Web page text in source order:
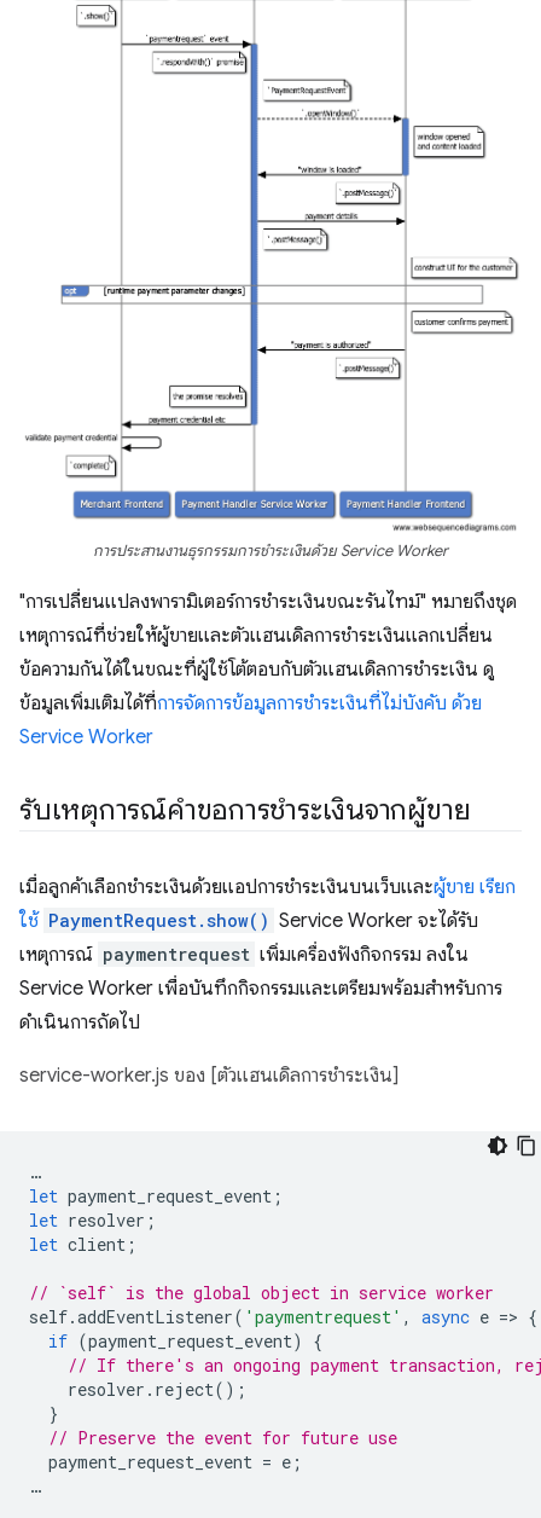
การประสานงานธุรกรรมการชำระเงินด้วย Service Worker
"การเปลี่ยนแปลงพารามิเตอร์การชำระเงินขณะรันไทม์" หมายถึงชุด
เหตุการณ์ที่ช่วยให้ผู้ขายและตัวแฮนเดิลการชำระเงินแลกเปลี่ยน
ข้อความกันได้ในขณะที่ผู้ใช้โต้ตอบกับตัวแฮนเดิลการชำระเงิน ดู
ข้อมูลเพิ่มเติมได้ที่การจัดการข้อมูลการชำระเงินที่ไม่บังคับ ด้วย
Service Worker
รับเหตุการณ์คำขอการชำระเงินจากผู้ขาย
เมื่อลูกค้าเลือกชำระเงินด้วยแอปการชำระเงินบนเว็บและผู้ขาย เรียก
ใช้ PaymentRequest.show() Service Worker จะได้รับ
เหตุการณ์ paymentrequest เพิ่มเครื่องฟังกิจกรรม ลงใน
Service Worker เพื่อบันทึกกิจกรรมและเตรียมพร้อมสำหรับการ
ดำเนินการถัดไป
service-worker.js ของ [ตัวแฮนเดิลการชำระเงิน]
…
let payment_request_event ;
let resolver ;
let client ;
// `self` is the global object in service worker
self.addEventListener( 'paymentrequest' , async e => {
if (payment_request_event)
{
// If there's an ongoing payment transaction,
resolver . reject();
}
// Preserve the event for future use
payment_request_event = e ;
…